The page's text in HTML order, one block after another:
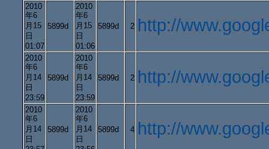
2010
年6
月15
日
01:07
5899d
2010
年6
月15
日
01:06
5899d 2 http://
2010
年6
月14
日
23:59
5899d
2010
年6
月14
日
23:59
5899d 2 http://
2010
年6
月14
日
5899d
2010
年6
月14
日
5899d 4 http://